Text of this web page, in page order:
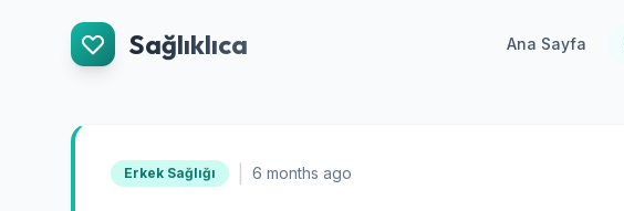
İçeriğe Git
Sağlıklıca Ana Sayfa
Erkek Sağlığı 6 months ago